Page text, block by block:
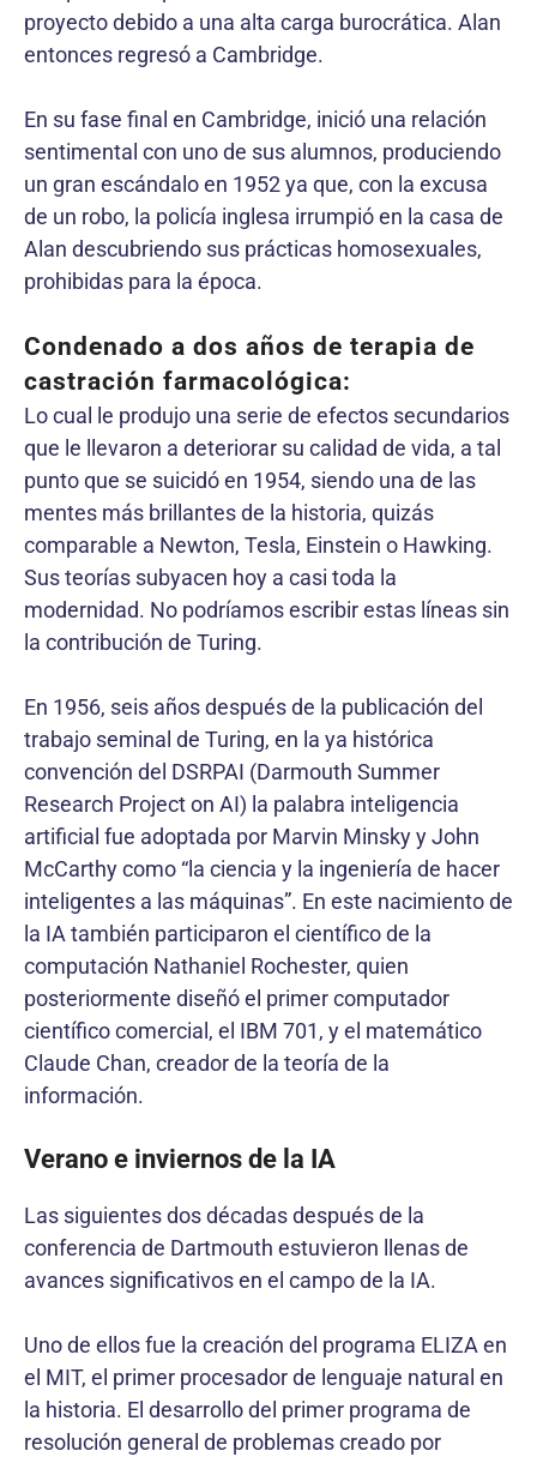
proyecto debido a una alta carga burocrática. Alan
entonces regresó a Cambridge.
En su fase final en Cambridge, inició una relación
sentimental con uno de sus alumnos, produciendo
un gran escándalo en 1952 ya que, con la excusa
de un robo, la policía inglesa irrumpió en la casa de
Alan descubriendo sus prácticas homosexuales,
prohibidas para la época.
Condenado a dos años de terapia de
castración farmacológica:
Lo cual le produjo una serie de efectos secundarios
que le llevaron a deteriorar su calidad de vida, a tal
punto que se suicidó en 1954, siendo una de las
mentes más brillantes de la historia, quizás
comparable a Newton, Tesla, Einstein o Hawking.
Sus teorías subyacen hoy a casi toda la
modernidad. No podríamos escribir estas líneas sin
la contribución de Turing.
En 1956, seis años después de la publicación del
trabajo seminal de Turing, en la ya histórica
convención del DSRPAI (Darmouth Summer
Research Project on AI) la palabra inteligencia
artificial fue adoptada por Marvin Minsky y John
McCarthy como “la ciencia y la ingeniería de hacer
inteligentes a las máquinas”. En este nacimiento de
la IA también participaron el científico de la
computación Nathaniel Rochester, quien
posteriormente diseñó el primer computador
científico comercial, el IBM 701, y el matemático
Claude Chan, creador de la teoría de la
información.
Verano e inviernos de la IA
Las siguientes dos décadas después de la
conferencia de Dartmouth estuvieron llenas de
avances significativos en el campo de la IA.
Uno de ellos fue la creación del programa ELIZA en
el MIT, el primer procesador de lenguaje natural en
la historia. El desarrollo del primer programa de
resolución general de problemas creado por